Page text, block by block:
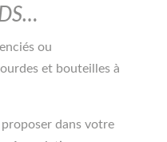
ou
et bouteilles à
dans votre